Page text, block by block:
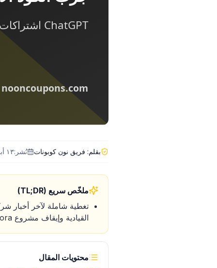
بقلم: فريق نون كوبونات نُشر:١٣ أبريل ٢٠٢٦
ملخّص سريع (TL;DR)
القيادية وإيقاف مشروع Sora وتحديثات ميزات التسوق.
محتويات المقال